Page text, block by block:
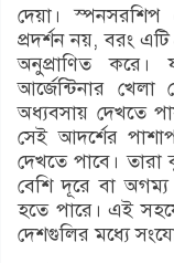
দেয়া। স্পনসরশিপ
প্রদর্শন নয়, বরং এটি
অনুপ্রাণিত করে।
আর্জেন্টিনার
অধ্যবসায় দেখতে
সেই আদর্শের
দেখতে পাবে। তারা
বেশি দূরে বা
হতে পারে। এই
দেশগুলির মধ্যে